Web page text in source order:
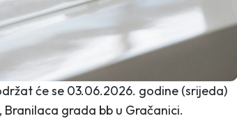
će se 03.06.2026. godine (srijeda)
Branilaca grada bb u Gračanici.